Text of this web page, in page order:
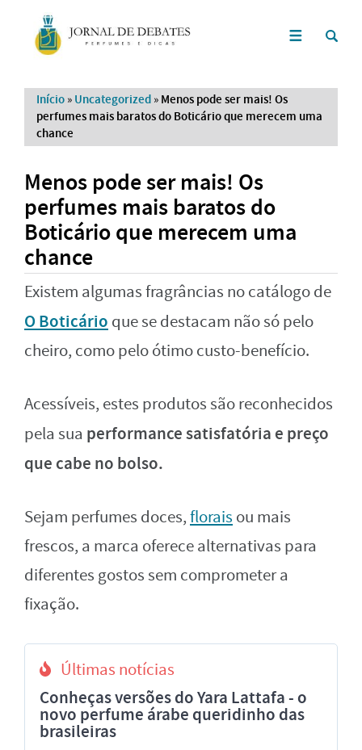
Início » Uncategorized » Menos pode ser mais! Os
perfumes mais baratos do Boticário que merecem uma
chance
Menos pode ser mais! Os
perfumes mais baratos do
Boticário que merecem uma
chance
Existem algumas fragrâncias no catálogo de
O Boticário que se destacam não só pelo
cheiro, como pelo ótimo custo-benefício.
Acessíveis, estes produtos são reconhecidos
pela sua performance satisfatória e preço
que cabe no bolso.
Sejam perfumes doces,florais ou mais
frescos, a marca oferece alternativas para
diferentes gostos sem comprometer a
fixação.
Últimas notícias
Conheças versões do Yara Lattafa - o
novo perfume árabe queridinho das
brasileiras